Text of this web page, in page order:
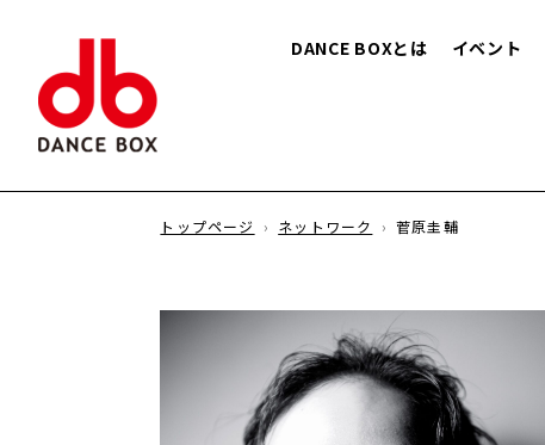
DANCE BOXとは イベント
トップページ ネットワーク 菅原圭輔